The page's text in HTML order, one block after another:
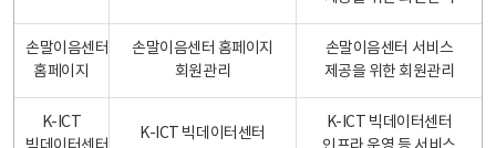
손말이음센터
홈페이지
손말이음센터 홈페이지
회원관리
손말이음센터 서비스
제공을 위한 회원관리
K-ICT
K-ICT 빅데이터센터
K-ICT 빅데이터센터